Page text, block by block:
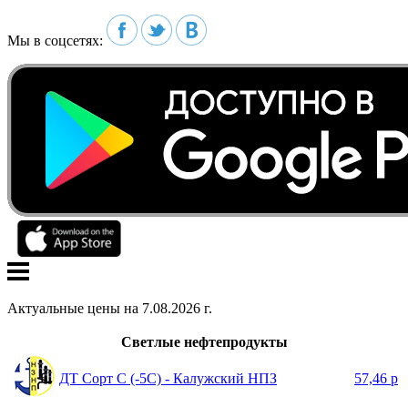
Мы в соцсетях:
Актуальные цены на 7.08.2026 г.
Светлые нефтепродукты
ДТ Сорт С (-5С) - Калужский НПЗ 57,46 р